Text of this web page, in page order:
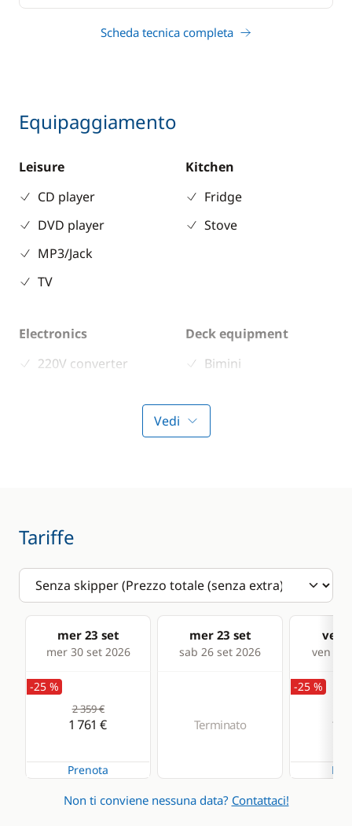
Scheda tecnica completa
Equipaggiamento
Leisure
CD player
DVD player
MP3/Jack
TV
Kitchen
Fridge
Stove
Electronics
220V converter
Deck equipment
Bimini
Vedi
Tariffe
mer 23 set
mer 30 set 2026
mer 23 set
sab 26 set 2026
ven
ven 02
-25 %
2 359 €
1 761 €
Prenota
Terminato
-25 %
1
Non ti conviene nessuna data? Contattaci!